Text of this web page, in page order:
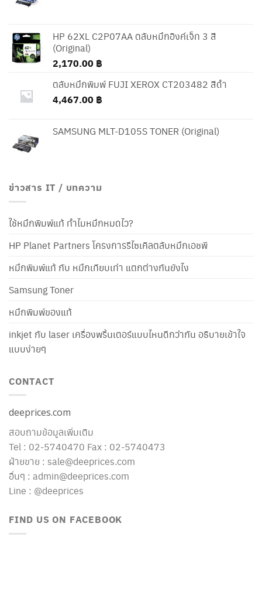
HP 62XL C2P07AA ตลับหมึกอิงค์เจ็ท 3 สี
(Original)
2,170.00 ฿
ตลับหมึกพิมพ์ FUJI XEROX CT203482 สีดำ
4,467.00 ฿
SAMSUNG MLT-D105S TONER (Original)
ข่าวสาร IT / บทความ
ใช้หมึกพิมพ์แท้ ทำไมหมึกหมดไว?
HP Planet Partners โครงการรีไซเคิลตลับหมึกเอชพี
หมึกพิมพ์แท้ กับ หมึกเทียบเท่า แตกต่างกันยังไง
Samsung Toner
หมึกพิมพ์ของแท้
inkjet กับ laser เครื่องพริ้นเตอร์แบบไหนดีกว่ากัน อธิบายเข้าใจ
แบบง่ายๆ
CONTACT
deeprices.com
สอบถามข้อมูลเพิ่มเติม
Tel : 02-5740470 Fax : 02-5740473
ฝ่ายขาย : sale@deeprices.com
อื่นๆ : admin@deeprices.com
Line : @deeprices
FIND US ON FACEBOOK